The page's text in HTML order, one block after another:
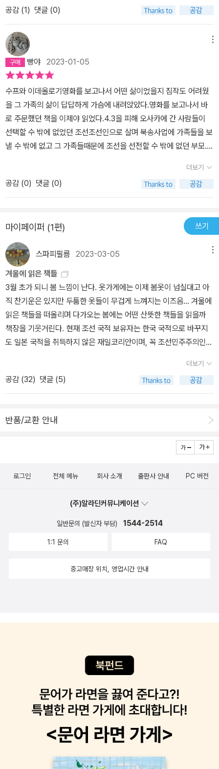
편을 만들었다. 저자로서는 분단으로 인한 가족 해체와 북한의 인권
저자가 북한 정부로부터 입국 금지를 당해 저자와 북한에 있는 가족
들이 다시 만날 가능성은 현저히 낮아졌다. 이 책에는 '카메라를 끄고'
저자가 이제까지 카메라에 담아온 이야기를 글로 정리한 내용이 실려
있다. 저자가 가족과 민족, 국가 때문에 겪는 물리적, 정신적 어려움을
혈연도 아니고 같은 민족, 국민도 아닌 사람들의 도움과 배려로 극복
하는 장면들(방북 전 비자 발급을 도와준 미국의 교수, 영화 촬영에
협조해 준 현 남편 아라이 카오루 씨 등)이 인상적이었다.
상을 수상하며 영화감독으로서 입지를 굳힌 '양영희' 감독.재일코리안
가족의 아픈 역사를 그려낸 그녀가 신작 <수프와 이데올로기> 개봉
에 맞춰 이 책을 내놓았다고 하였고...저는 이번에 만나게 되었습니다.
카메라를 끄고 그려낼 이야기는 어떨지...그 속으로 들어가 봅니다.​'가
족이란 사라지지 않고, 끝나지도 않아'<디어 평양> <굿바이, 평양>
<수프와 이데올로기>가족 다큐멘터리 3부작을 완성한 양영희의 첫
산문집​『카메라를 끄고 씁니다』'조선인 부락'이라 불리던 오사카시 이
카이노(현 이쿠노구) 출신 재일코리안 2세인 그녀, 양영희.열렬한 조
총련 활동가 부모 밑에서 자랐습니다.일곱 살 즈음, 세 오빠를 이른바
'귀국 사업'으로 북에 떠나보내고 상실감과 오랜 세월 자신을 괴롭힌
트라우마를 원동력 삼아 가족의 이야기를 캠코더에 담기 시작하였습
니다.그렇게 만들어진 세 편의 다큐멘터리의 타임라인을 따라가며 아
버지-북의 가족들(분신과도 같은 조카 선화 포함)-어머니의 이야기
있었고 이는 한 가족의 삶에, 나아가 한반도와 재일코리안의 역사에
거둘 수 없는 그림자를 남기고 말았었습니다.상황이 그러했고 당신들
의 선택에 맹목적이고 편협했던 부모님의 모습을 보면 답답함에...​'아
들을 돌려줘!' 가슴속으로 수없이 외쳐댔을 부모님의 회한을 생각하
면 누구에게 터뜨려야 할지 모를 분노가 솟구쳤다. 동시에 북송 사업
의 선봉장이었던 부모님의 설득으로 북에 건너간 사람들을 생각하면
부모님을 규탄하고 싶어졌다. 세 아들과 가족들을 볼모로 만든 부모
님을 결과만 놓고 공격하려는 스스로가 유치하게 느껴질 때도 있었
다. 입 밖으로 뱉지 못하고 삼켜버린 생각들이 끝없이 머릿속을 맴돌
아서, 원룸으로 돌아갈 때쯤이면 부모님과 한 공간에 있다는 것만으
결국 그들을 제대로 마주 본 다음에 해방되고 싶어서였습니다.​영화
하나 만들었다고 무엇에서 해방될 수 있을지는 모르지만, 손목 발목
에 주렁주렁 차고 있는 그것들에서 자유로워지려면 그것들의 정체를
e 31​평양에 살고 있는 세 아들과 며느리들, 성장에 따라 커져가는 손
주들에게 보낼 짐을 싸면서 항상 웃으시면 하시던 ​'이런 짓은 나만 하
면 돼. 부모니까 하는 거지'​말씀이,뇌경색 전에 무엇보다 솔직하게 대
어보자 침묵이 흘렀다. 될 대로 되라지 생각한 순간, 아버지가 입을 열
더 좋았으려나 그렇게는 생각하지.' 내 귀를 의심하면서 신중하게 질
문을 이어갔다. 아버지는 타임캡슐을 타고 북송 사업이 활발했던 무
아들들을 보냈을 때. 아버지는 몇 살이셨죠?''몇 살이었으려나......''지
재일조선인 운동이 제일 양양하던 시기이기도 하고. 문제가 다 잘 풀
은 가족에서 벗어나고자 발버둥쳤던 양영희에게 새로운 '가족'을 선사
하게 됩니다.​어머니와 카오루가 테이블에 마주 앉아 함께 장을 봐온
목격했을 때, 이 장면이 작품의 핵심이 되리라 확신했다. 이데올로기
가 달라 서로 탓하고 싸우고 죽이는 세상에서, 이데올로기가 다른 사
람들이 새로운 가족이 되어 함께 밥을 해서 나눠 먹는다는 사실이 무
척 숭고하게 느껴졌다. 생각이나 가치관이 달라도 같이 살 수 있다는
4​양영희 감독이 전한 이야기.비극적인 현대사 위에 켜켜이 쌓여간 애
공감 (1) 댓글 (0)
빵야2023-01-05
수프와 이데올로기영화를 보고나서 어떤 삶이었을지 짐작도 어려웠
을 그 가족의 삶이 답답하게 가슴에 내려앉았다.영화를 보고나서 바
로 주문했던 책을 이제야 읽었다.4.3을 피해 오사카에 간 사람들이
선택할 수 밖에 없었던 조선조선인으로 살며 북송사업에 가족들을 보
낼 수 밖에 없고 그 가족들때문에 조선을 선전할 수 밖에 없던 부모.그
는 가족들 이야기.예전에 어디선가 봤었던 디어 평양올해에는 다시
디어 그리고 굿바이 평양을 봐야겠다
더보기
공감 (0) 댓글 (0)
마이페이퍼 (1편) 쓰기
스파피필름 2023-03-05
겨울에 읽은 책들
3월 초가 되니 봄 느낌이 난다. 옷가게에는 이제 봄옷이 넘실대고 아
직 찬기운은 있지만 두툼한 옷들이 무겁게 느껴지는 이즈음... 겨울에
읽은 책들을 떠올리며 다가오는 봄에는 어떤 산뜻한 책들을 읽을까
책장을 기웃거린다. 현재 조선 국적 보유자는 한국 국적으로 바꾸지
도 일본 국적을 취득하지 않은 재일코리안이며, 꼭 조선민주주의인민
자는 2만 7천명 남짓, 재류 자격은 '특별 영주'이다. 북송 사업(1959
년부터 1984년까지 일본에 있던 재일코리안의 북한 집단 이주)의 선
봉대 역할을 했던 아버지는 자식들 삼형제, 친인척들을 북한으로 보
자신의 이념과 다른 부모를 이해하고자 저자는 영화를 공부하고 가족
의 이야기를 영화로 만든다. 평생 자식들, 친척들을 위해 택배를 싸야
했던 감독의 어머니의 인생을 헤아려본다. 처음 이 책의 제목이 '서
소설이다. 한은형의 소설에는 요즘 유행하는 것들, 사람들의 취향이
제로 이 책을 읽고 겨울에 여행지를 정할 때 양양도 선택했었다. 서피
비치는 가지 못했지만 아주 오랫만에 다녀온 양양은 고즈넉하면서도
바다에서 서핑하는 사람들의 마음을 상상해본다. 용접공으로 일했던,
내며 칭찬했더니, 이런 사람은 막노동을 해도 씨앗(?)이 다른 사람이
바랐던 것 같다. 내 일을, 동료를, 직장 환경을 좀더 사랑하고, 쉽게 냉
소하지 않기를.. 나 자신을 지키기 위해 시작된 냉소적인 모습이 거의
가는 선한 사람이 되어야 하는 것은 아닐까하는 생각을 해본다. (선하
다는 말을 좋아하지 않지만 적절한 표현이 떠오르지 않아서...)인생의
다층적인 면을 보고 행복의 다양성을 면밀히 살필 수 있는 능력을 가
진 사람이 작가가 되는 것 같다. 늘 책이 나올 때마다 바로 사보는 나
낌이 많이 들었다. 학교 행사에서 학생들은 관심없는 내빈들 소개 같
더보기
공감 (32) 댓글 (5)
반품/교환 안내
로그인 전체 메뉴 회사 소개 출판사 안내 PC 버전
(주)알라딘커뮤니케이션
일반문의 (발신자 부담) 1544-2514
1:1 문의 FAQ
중고매장 위치, 영업시간 안내